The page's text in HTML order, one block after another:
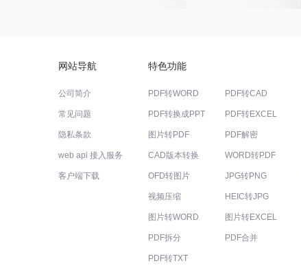
电子书转成TXT教程
电子书转成PDF教程
EXCEL转图片教程
WORD转图片教程
网站导航
公司简介
常见问题
隐私条款
web api 接入服务
客户端下载
特色功能
PDF转WORD PDF转CAD
PDF转换成PPT PDF转EXCEL
图片转PDF PDF解密
CAD版本转换 WORD转PDF
OFD转图片 JPG转PNG
视频压缩 HEIC转JPG
图片转WORD 图片转EXCEL
PDF拆分 PDF合并
PDF转TXT